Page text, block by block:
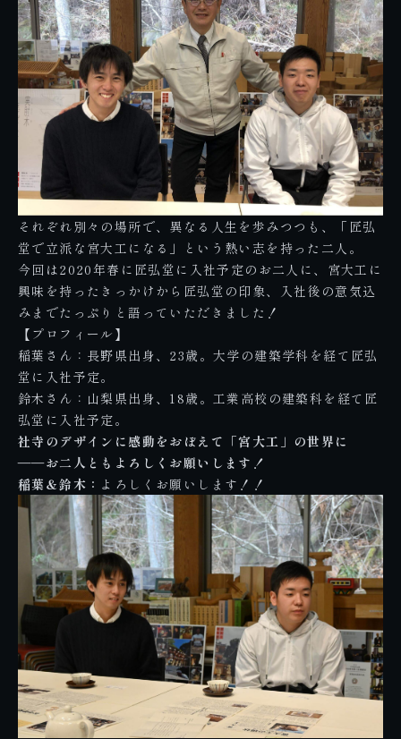
それぞれ別々の場所で、異なる人生を歩みつつも、「匠弘
堂で立派な宮大工になる」という熱い志を持った二人。
今回は2020年春に匠弘堂に入社予定のお二人に、宮大工に
興味を持ったきっかけから匠弘堂の印象、入社後の意気込
みまでたっぷりと語っていただきました！
【プロフィール】
稲葉さん：長野県出身、23歳。大学の建築学科を経て匠弘
堂に入社予定。
鈴木さん：山梨県出身、18歳。工業高校の建築科を経て匠
弘堂に入社予定。
社寺のデザインに感動をおぼえて「宮大工」の世界に
――お二人ともよろしくお願いします！
稲葉＆鈴木： よろしくお願いします！！